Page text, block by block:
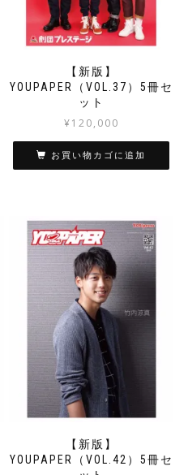
【新版】
YOUPAPER（VOL.37）5冊セ
ット
¥120,000
お買い物カゴに追加
【新版】
YOUPAPER（VOL.42）5冊セ